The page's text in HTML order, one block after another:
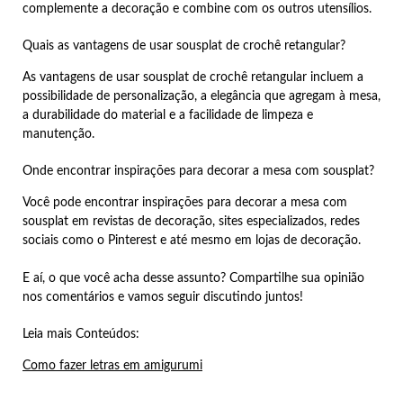
complemente a decoração e combine com os outros utensílios.
Quais as vantagens de usar sousplat de crochê retangular?
As vantagens de usar sousplat de crochê retangular incluem a
possibilidade de personalização, a elegância que agregam à mesa,
a durabilidade do material e a facilidade de limpeza e
manutenção.
Onde encontrar inspirações para decorar a mesa com sousplat?
Você pode encontrar inspirações para decorar a mesa com
sousplat em revistas de decoração, sites especializados, redes
sociais como o Pinterest e até mesmo em lojas de decoração.
E aí, o que você acha desse assunto? Compartilhe sua opinião
nos comentários e vamos seguir discutindo juntos!
Leia mais Conteúdos:
Como fazer letras em amigurumi